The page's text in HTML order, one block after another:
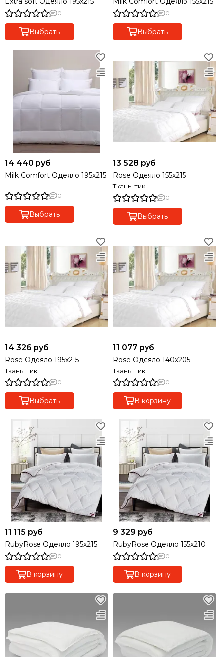
0
Выбрать
0
Выбрать
14 440 руб
Milk Comfort Одеяло 195х215
0
Выбрать
13 528 руб
Rose Одеяло 155х215
Ткань: тик
0
Выбрать
14 326 руб
Rose Одеяло 195х215
Ткань: тик
0
Выбрать
11 077 руб
Rose Одеяло 140х205
Ткань: тик
0
В корзину
11 115 руб
RubyRose Одеяло 195х215
0
В корзину
9 329 руб
RubyRose Одеяло 155х210
0
В корзину